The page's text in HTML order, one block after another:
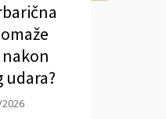
udara?